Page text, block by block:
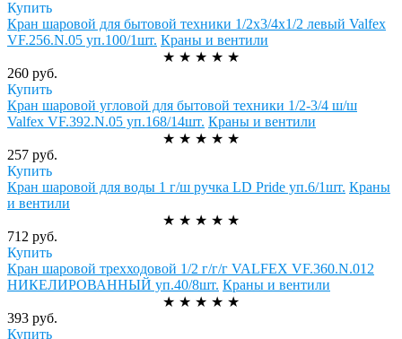
Купить
Кран шаровой для бытовой техники 1/2х3/4х1/2 левый Valfex
VF.256.N.05 уп.100/1шт. Краны и вентили
★ ★ ★ ★ ★
260 руб.
Купить
Кран шаровой угловой для бытовой техники 1/2-3/4 ш/ш
Valfex VF.392.N.05 уп.168/14шт. Краны и вентили
★ ★ ★ ★ ★
257 руб.
Купить
Кран шаровой для воды 1 г/ш ручка LD Pride уп.6/1шт. Краны
и вентили
★ ★ ★ ★ ★
712 руб.
Купить
Кран шаровой трехходовой 1/2 г/г/г VALFEX VF.360.N.012
НИКЕЛИРОВАННЫЙ уп.40/8шт. Краны и вентили
★ ★ ★ ★ ★
393 руб.
Купить